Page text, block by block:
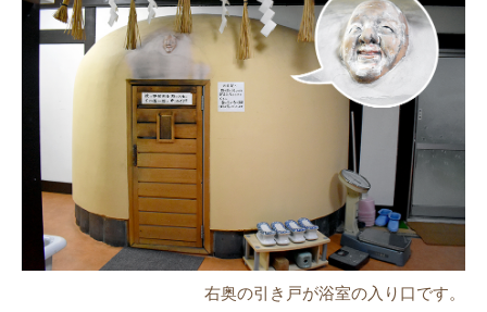
右奥の引き戸が浴室の入り口です。